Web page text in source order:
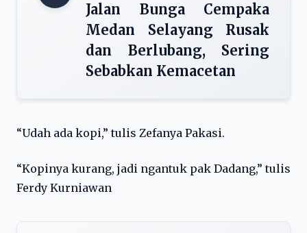
Jalan Bunga Cempaka
Medan Selayang Rusak
dan Berlubang, Sering
Sebabkan Kemacetan
“Udah ada kopi,” tulis Zefanya Pakasi.
“Kopinya kurang, jadi ngantuk pak Dadang,” tulis
Ferdy Kurniawan